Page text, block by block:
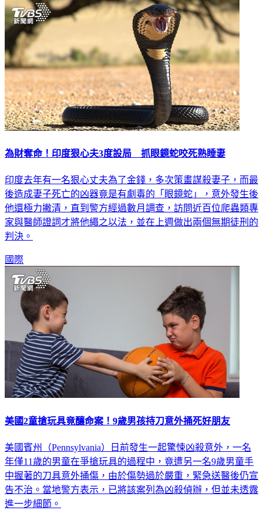
為財奪命！印度狠心夫3度設局 抓眼鏡蛇咬死熟睡妻
印度去年有一名狠心丈夫為了金錢，多次策畫謀殺妻子，而最
後造成妻子死亡的凶器竟是有劇毒的「眼鏡蛇」，意外發生後
他還極力撇清，直到警方經過數月調查，訪問近百位爬蟲類專
家與醫師證詞才將他繩之以法，並在上週做出兩個無期徒刑的
判決。
國際
美國2童搶玩具竟釀命案！9歲男孩持刀意外捅死好朋友
美國賓州（Pennsylvania）日前發生一起驚悚凶殺意外，一名
年僅11歲的男童在爭搶玩具的過程中，竟遭另一名9歲男童手
中握著的刀具意外捅傷，由於傷勢過於嚴重，緊急送醫後仍宣
告不治。當地警方表示，已將該案列為凶殺偵辦，但並未透露
進一步細節。